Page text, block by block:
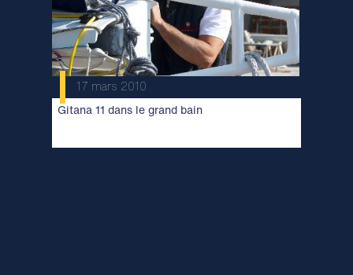
17 mars 2010
Gitana 11 dans le grand bain